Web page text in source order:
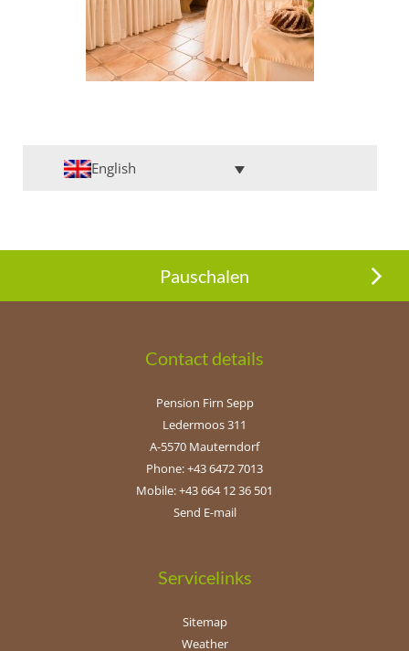
English
Pauschalen
Contact details
Pension Firn Sepp
Ledermoos 311
A-5570 Mauterndorf
Phone: +43 6472 7013
Mobile: +43 664 12 36 501
Send E-mail
Servicelinks
Sitemap
Weather